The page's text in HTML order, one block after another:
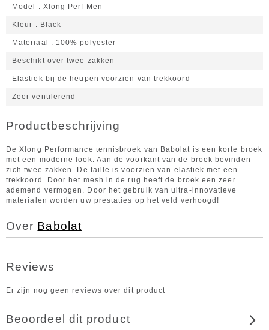
Model Xlong Perf Men
Kleur Black
Materiaal 100% polyester
Beschikt over twee zakken
Elastiek bij de heupen voorzien van trekkoord
Zeer ventilerend
Productbeschrijving
De Xlong Performance tennisbroek van Babolat is een korte broek
met een moderne look. Aan de voorkant van de broek bevinden
zich twee zakken. De taille is voorzien van elastiek met een
trekkoord. Door het mesh in de rug heeft de broek een zeer
ademend vermogen. Door het gebruik van ultra-innovatieve
materialen worden uw prestaties op het veld verhoogd!
Over Babolat
Reviews
Er zijn nog geen reviews over dit product
Beoordeel dit product